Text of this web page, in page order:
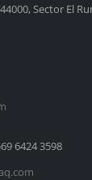
Sector El
6424 3598